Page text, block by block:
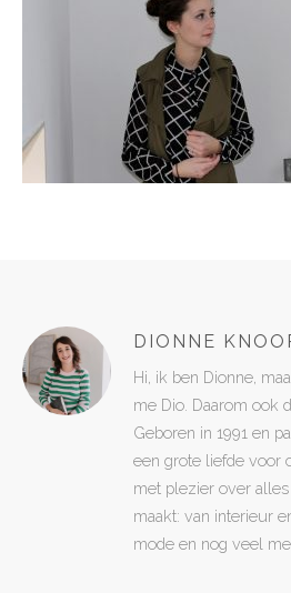
DIONNE
Hi, ik ben Dionne,
me Dio. Daarom ook
Geboren in 1991 en
een grote liefde voor
met plezier over
maakt: van interieur
mode en nog veel